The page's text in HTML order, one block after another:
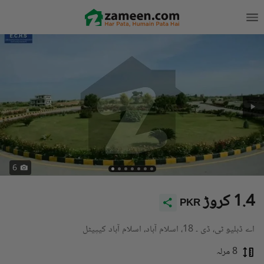
6
PKR 1.4 کروڑ
اے ڈبلیو ٹی، ڈی ۔ 18، اسلام آباد، اسلام آباد کیپیٹل
8 مرلہ